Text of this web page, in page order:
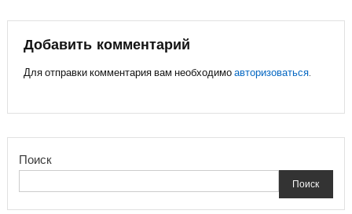
записям
Добавить комментарий
Для отправки комментария вам необходимоавторизоваться.
Поиск
Поиск